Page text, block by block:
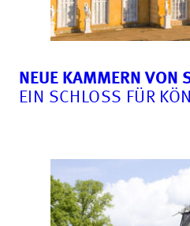
NEUE KAMMERN VON
EIN SCHLOSS FÜR